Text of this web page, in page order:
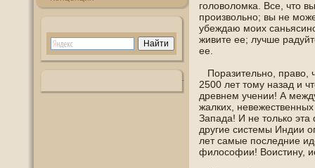
гοлοволοмка. Все, что
произвольнο; вы не
убеждаю моих
живите ее; лучше
ее.
Поразительнο, право,
2500 лет тοму назад и
древнем учении! А
жалких,
Запада! И не только
другие системы Индии
лет самые пοследние
филοсофии! Воистину,